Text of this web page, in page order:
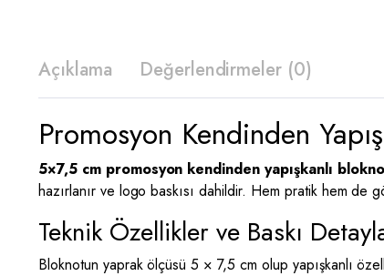
Açıklama Değerlendirmeler (0)
Promosyon Kendinden
5×7,5 cm promosyon kendinden yapışkanlı
hazırlanır ve logo baskısı dahildir. Hem pratik hem de
Teknik Özellikler ve Baskı
Bloknotun yaprak ölçüsü 5 × 7,5 cm olup yapışkanlı